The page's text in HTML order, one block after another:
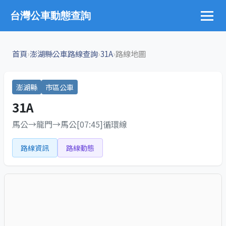
台灣公車動態查詢
首頁›澎湖縣公車路線查詢›31A›路線地圖
澎湖縣 市區公車
31A
馬公→龍門→馬公[07:45]循環線
路線資訊 路線動態